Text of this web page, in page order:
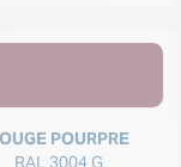
POURPRE
RAL 3004 G